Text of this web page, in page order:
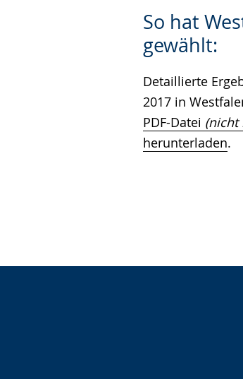
So hat
gewählt:
Leichten
Sprache
Audio-
Unterstützung.
Video
in
wird
angezeigt.
Detaillierte
2017 in
PDF-Datei (nicht
herunterladen.